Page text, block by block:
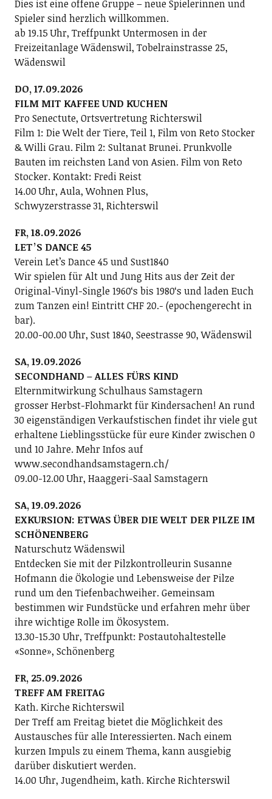
Dies ist eine offene Gruppe – neue Spielerinnen und
Spieler sind herzlich willkommen.
ab 19.15 Uhr, Treffpunkt Untermosen in der
Freizeitanlage Wädenswil, Tobelrainstrasse 25,
Wädenswil
DO, 17.09.2026
FILM MIT KAFFEE UND KUCHEN
Pro Senectute, Ortsvertretung Richterswil
Film 1: Die Welt der Tiere, Teil 1, Film von Reto Stocker
& Willi Grau. Film 2: Sultanat Brunei. Prunkvolle
Bauten im reichsten Land von Asien. Film von Reto
Stocker. Kontakt: Fredi Reist
14.00 Uhr, Aula, Wohnen Plus,
Schwyzerstrasse 31, Richterswil
FR, 18.09.2026
LETʼS DANCE 45
Verein Letʼs Dance 45 und Sust1840
Wir spielen für Alt und Jung Hits aus der Zeit der
Original-Vinyl-Single 1960ʻs bis 1980ʻs und laden Euch
zum Tanzen ein! Eintritt CHF 20.- (epochengerecht in
bar).
20.00-00.00 Uhr, Sust 1840, Seestrasse 90, Wädenswil
SA, 19.09.2026
SECONDHAND – ALLES FÜRS KIND
Elternmitwirkung Schulhaus Samstagern
grosser Herbst-Flohmarkt für Kindersachen! An rund
30 eigenständigen Verkaufstischen findet ihr viele gut
erhaltene Lieblingsstücke für eure Kinder zwischen 0
und 10 Jahre. Mehr Infos auf
www.secondhandsamstagern.ch/
09.00-12.00 Uhr, Haaggeri-Saal Samstagern
SA, 19.09.2026
EXKURSION: ETWAS ÜBER DIE WELT DER PILZE IM
SCHÖNENBERG
Naturschutz Wädenswil
Entdecken Sie mit der Pilzkontrolleurin Susanne
Hofmann die Ökologie und Lebensweise der Pilze
rund um den Tiefenbachweiher. Gemeinsam
bestimmen wir Fundstücke und erfahren mehr über
ihre wichtige Rolle im Ökosystem.
13.30-15.30 Uhr, Treffpunkt: Postautohaltestelle
«Sonne», Schönenberg
FR, 25.09.2026
TREFF AM FREITAG
Kath. Kirche Richterswil
Der Treff am Freitag bietet die Möglichkeit des
Austausches für alle Interessierten. Nach einem
kurzen Impuls zu einem Thema, kann ausgiebig
darüber diskutiert werden.
14.00 Uhr, Jugendheim, kath. Kirche Richterswil